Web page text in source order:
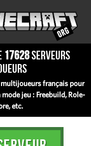
17628serveurs
français pour
jeu : Freebuild, Role-
etc.